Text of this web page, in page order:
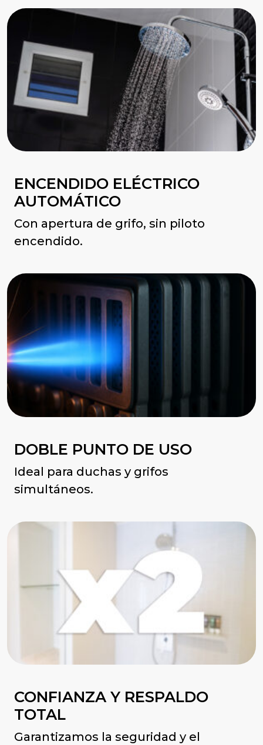
ENCENDIDO ELÉCTRICO
AUTOMÁTICO
Con apertura de grifo, sin piloto
encendido.
DOBLE PUNTO DE USO
Ideal para duchas y grifos
simultáneos.
CONFIANZA Y RESPALDO
TOTAL
Garantizamos la seguridad y el